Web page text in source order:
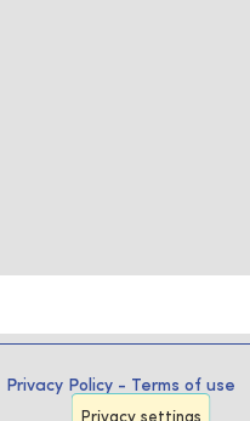
Privacy Policy - Terms of use
Privacy settings